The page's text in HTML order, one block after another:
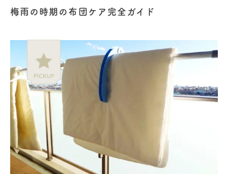
梅雨の時期の布団ケア完全ガイド